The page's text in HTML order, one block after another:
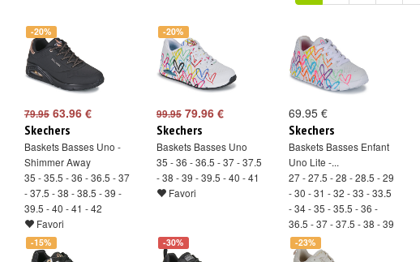
-20%
79.95 63.96 €
Skechers
Baskets Basses Uno -
Shimmer Away
35 - 35.5 - 36 - 36.5 - 37
- 37.5 - 38 - 38.5 - 39 -
39.5 - 40 - 41 - 42
Favori
-20%
99.95 79.96 €
Skechers
Baskets Basses Uno
35 - 36 - 36.5 - 37 - 37.5
- 38 - 39 - 39.5 - 40 - 41
Favori
69.95 €
Skechers
Baskets Basses Enfant
Uno Lite -...
27 - 27.5 - 28 - 28.5 - 29
- 30 - 31 - 32 - 33 - 33.5
- 34 - 35 - 35.5 - 36 -
36.5 - 37 - 37.5 - 38 - 39
- 40
Favori
-15% -30% -23%